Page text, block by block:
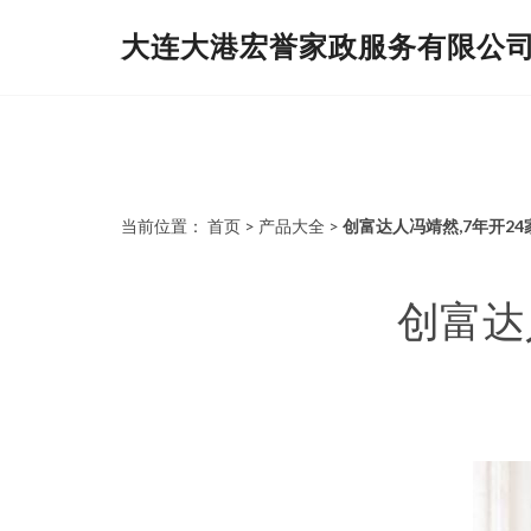
大连大港宏誉家政服务有限公
当前位置： 首页 > 产品大全 > 创富达人冯靖然,7年开24
创富